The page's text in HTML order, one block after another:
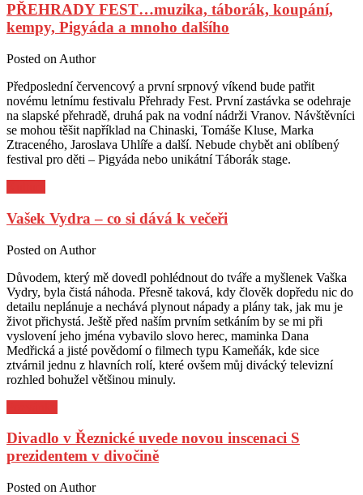
PŘEHRADY FEST…muzika, táborák, koupání,
kempy, Pigyáda a mnoho dalšího
Posted on Author
Předposlední červencový a první srpnový víkend bude patřit
novému letnímu festivalu Přehrady Fest. První zastávka se odehraje
na slapské přehradě, druhá pak na vodní nádrži Vranov. Návštěvníci
se mohou těšit například na Chinaski, Tomáše Kluse, Marka
Ztraceného, Jaroslava Uhlíře a další. Nebude chybět ani oblíbený
festival pro děti – Pigyáda nebo unikátní Táborák stage.
Vašek Vydra – co si dává k večeři
Posted on Author
Důvodem, který mě dovedl pohlédnout do tváře a myšlenek Vaška
Vydry, byla čistá náhoda. Přesně taková, kdy člověk dopředu nic do
detailu neplánuje a nechává plynout nápady a plány tak, jak mu je
život přichystá. Ještě před naším prvním setkáním by se mi při
vyslovení jeho jména vybavilo slovo herec, maminka Dana
Medřická a jisté povědomí o filmech typu Kameňák, kde sice
ztvárnil jednu z hlavních rolí, které ovšem můj divácký televizní
rozhled bohužel většinou minuly.
Divadlo v Řeznické uvede novou inscenaci S
prezidentem v divočině
Posted on Author